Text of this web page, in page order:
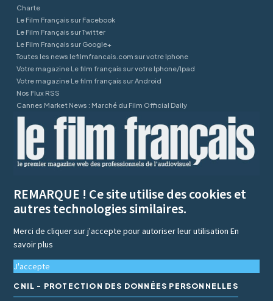
Charte
Le Film Français sur Facebook
Le Film Français sur Twitter
Le Film Français sur Google+
Toutes les news lefilmfrancais.com sur votre Iphone
Votre magazine Le film français sur votre Iphone/Ipad
Votre magazine Le film français sur Android
Nos Flux RSS
Cannes Market News : Marché du Film Official Daily
REMARQUE ! Ce site utilise des cookies et
autres technologies similaires.
Merci de cliquer sur j'accepte pour autoriser leur utilisationEn
savoir plus
J'accepte
CNIL - PROTECTION DES DONNÉES PERSONNELLES